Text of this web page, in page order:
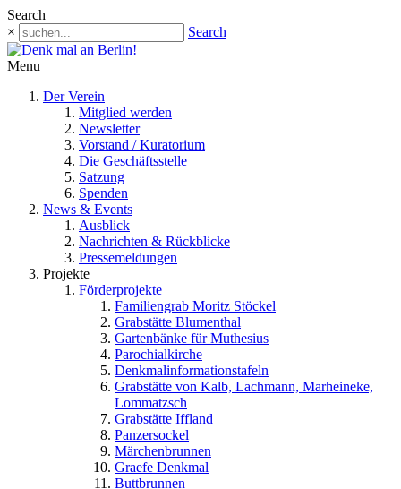
Search
×
Search
Menu
Der Verein
Mitglied werden
Newsletter
Vorstand / Kuratorium
Die Geschäftsstelle
Satzung
Spenden
News & Events
Ausblick
Nachrichten & Rückblicke
Pressemeldungen
Projekte
Förderprojekte
Familiengrab Moritz Stöckel
Grabstätte Blumenthal
Gartenbänke für Muthesius
Parochialkirche
Denkmalinformationstafeln
Grabstätte von Kalb, Lachmann, Marheineke,
Lommatzsch
Grabstätte Iffland
Panzersockel
Märchenbrunnen
Graefe Denkmal
Buttbrunnen